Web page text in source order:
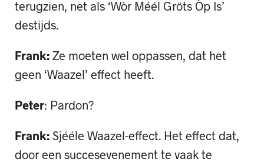
terugzien, net als ‘Wòr Méél Gröts Òp Is’
destijds.
Frank: Ze moeten wel oppassen, dat het
geen ‘Waazel’ effect heeft.
Peter: Pardon?
Frank: Sjééle Waazel-effect. Het effect dat,
door een succesevenement te vaak te